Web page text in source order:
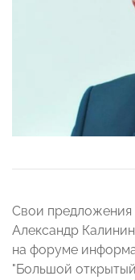
Свои
Александр
на форуме
"Большой открытый